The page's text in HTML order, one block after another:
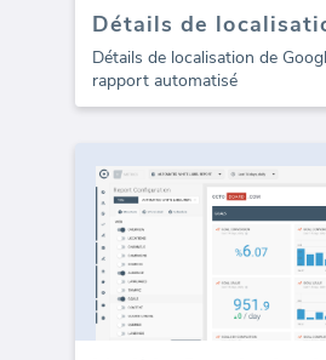
Détails de localisation de
rapport automatisé